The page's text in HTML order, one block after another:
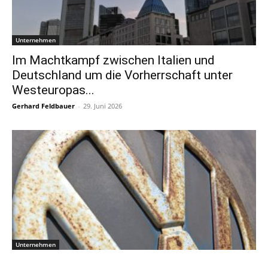
Unternehmen
Im Machtkampf zwischen Italien und
Deutschland um die Vorherrschaft unter
Westeuropas...
Gerhard Feldbauer - 29. Juni 2026
Unternehmen